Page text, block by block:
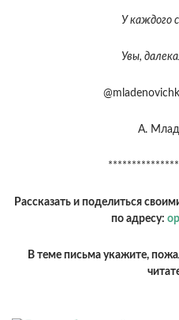
У каждого
Увы,
А.
Рассказать и поделиться
по адресу:
В теме письма укажите,